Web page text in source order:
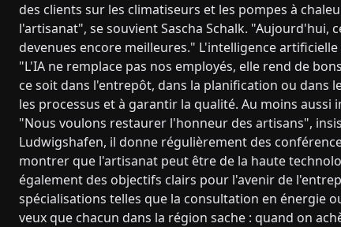
des clients sur les climatiseurs et les pompes à
l'artisanat", se souvient Sascha Schalk.
devenues encore meilleures." L'intelligence
"L'IA ne remplace pas nos employés, elle rend de
ce soit dans l'entrepôt, dans la planification ou dans
les processus et à garantir la qualité. Au moins
"Nous voulons restaurer l'honneur des artisans",
Ludwigshafen, il donne régulièrement des
montrer que l'artisanat peut être de la haute
également des objectifs clairs pour l'avenir de
spécialisations telles que la consultation en énergie
veux que chacun dans la région sache : quand on